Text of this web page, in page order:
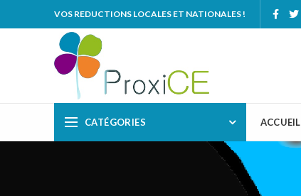
VOS REDUCTIONS LOCALES ET NATIONALES !
CATÉGORIES ACCUEIL